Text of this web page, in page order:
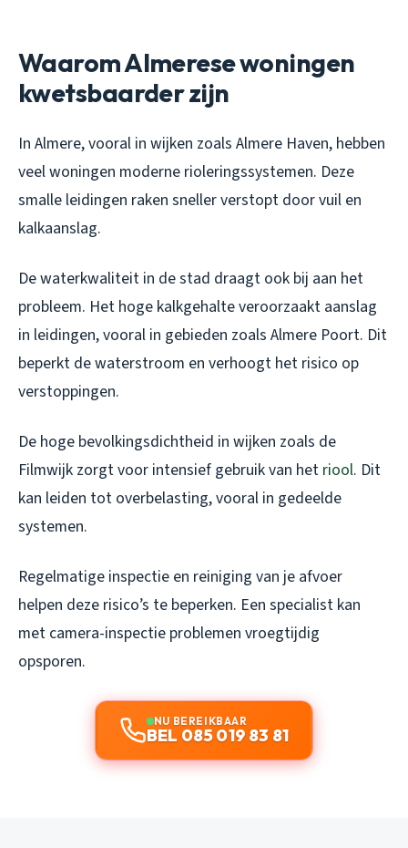
Waarom Almerese woningen
kwetsbaarder zijn
In Almere, vooral in wijken zoals Almere Haven, hebben
veel woningen moderne rioleringssystemen. Deze
smalle leidingen raken sneller verstopt door vuil en
kalkaanslag.
De waterkwaliteit in de stad draagt ook bij aan het
probleem. Het hoge kalkgehalte veroorzaakt aanslag
in leidingen, vooral in gebieden zoals Almere Poort. Dit
beperkt de waterstroom en verhoogt het risico op
verstoppingen.
De hoge bevolkingsdichtheid in wijken zoals de
Filmwijk zorgt voor intensief gebruik van het riool. Dit
kan leiden tot overbelasting, vooral in gedeelde
systemen.
Regelmatige inspectie en reiniging van je afvoer
helpen deze risico’s te beperken. Een specialist kan
met camera-inspectie problemen vroegtijdig
opsporen.
NU BEREIKBAAR
BEL 085 019 83 81